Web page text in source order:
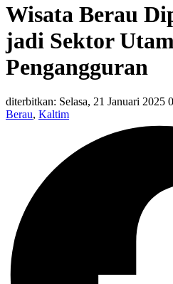
Wisata Berau
jadi Sektor
Pengangguran
diterbitkan: Selasa, 21 Januari 2025
Berau, Kaltim